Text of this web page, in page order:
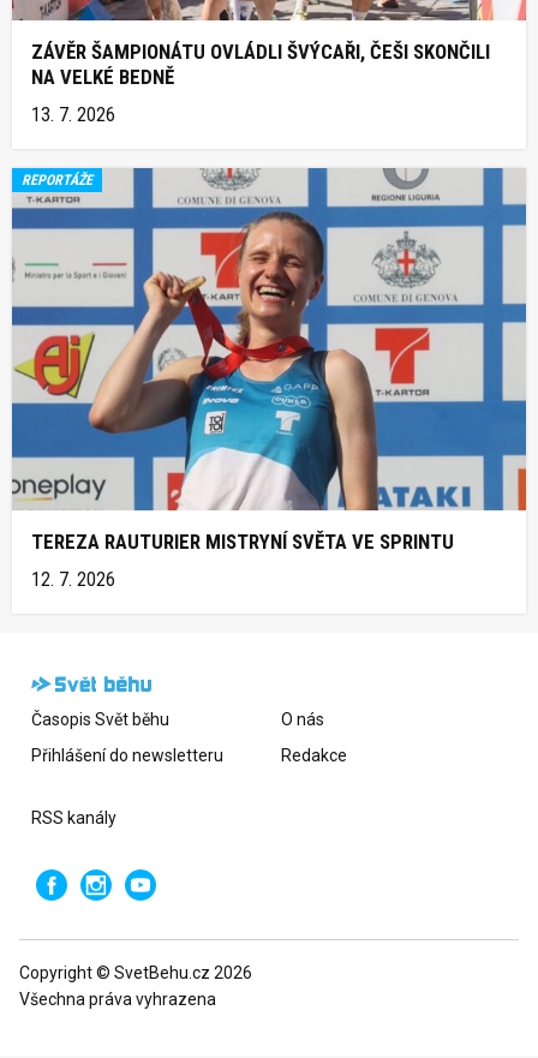
ZÁVĚR ŠAMPIONÁTU OVLÁDLI ŠVÝCAŘI, ČEŠI SKONČILI
NA VELKÉ BEDNĚ
13. 7. 2026
REPORTÁŽE
TEREZA RAUTURIER MISTRYNÍ SVĚTA VE SPRINTU
12. 7. 2026
Časopis Svět běhu
Přihlášení do newsletteru
O nás
Redakce
RSS kanály
Copyright © SvetBehu.cz 2026
Všechna práva vyhrazena